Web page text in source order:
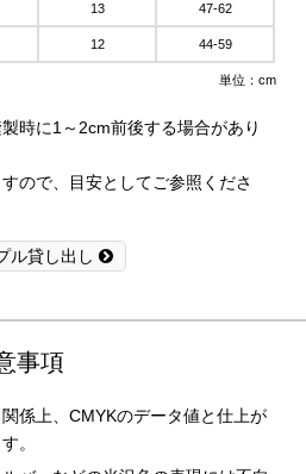
13 47-62
12 44-59
単位：cm
時に1～2cm前後する場合があり
ので、目安としてご参照くださ
ル貸し出し
事項
係上、CMYKのデータ値と仕上が
。